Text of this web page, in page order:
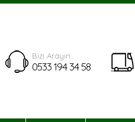
Bizi Arayın
0533 194 34 58